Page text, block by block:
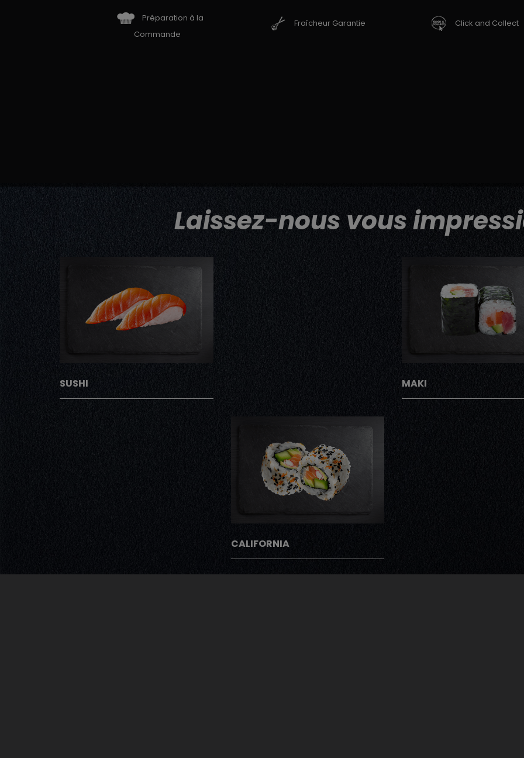
Préparation à la
Commande
Fraîcheur Garantie Click and Collect
Laissez-nous vous
SUSHI
AJOUTER
MAKI
CALIFORNIA
AJOUTER